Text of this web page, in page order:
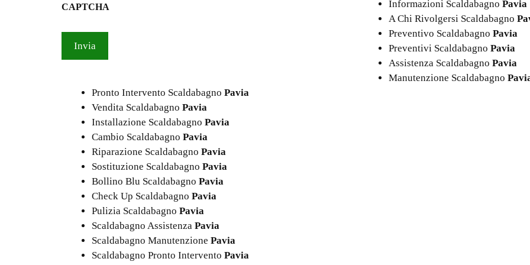
privacy
CAPTCHA
Informazioni ScaldabagnoPavia
A Chi Rivolgersi Scaldabagno
Preventivo ScaldabagnoPavia
Preventivi ScaldabagnoPavia
Assistenza ScaldabagnoPavia
Manutenzione Scaldabagno
Pronto Intervento Scaldabagno Pavia
Vendita Scaldabagno Pavia
Installazione Scaldabagno Pavia
Cambio Scaldabagno Pavia
Riparazione Scaldabagno Pavia
Sostituzione Scaldabagno Pavia
Bollino Blu Scaldabagno Pavia
Check Up Scaldabagno Pavia
Pulizia Scaldabagno Pavia
Scaldabagno Assistenza Pavia
Scaldabagno Manutenzione Pavia
Scaldabagno Pronto Intervento Pavia